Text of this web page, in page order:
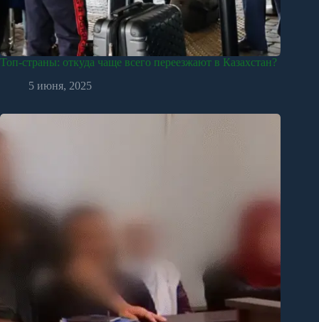
Топ-страны: откуда чаще всего переезжают в Казахстан?
5 июня, 2025